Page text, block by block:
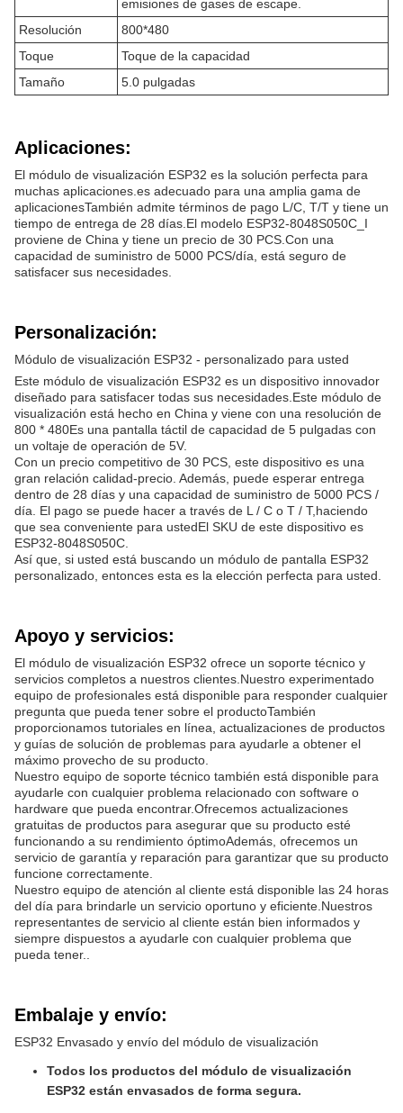
emisiones de gases de escape.
Resolución
800*480
Toque
Toque de la capacidad
Tamaño
5.0 pulgadas
Aplicaciones:
El módulo de visualización ESP32 es la solución perfecta para
muchas aplicaciones.es adecuado para una amplia gama de
aplicacionesTambién admite términos de pago L/C, T/T y tiene un
tiempo de entrega de 28 días.El modelo ESP32-8048S050C_I
proviene de China y tiene un precio de 30 PCS.Con una
capacidad de suministro de 5000 PCS/día, está seguro de
satisfacer sus necesidades.
Personalización:
Módulo de visualización ESP32 - personalizado para usted
Este módulo de visualización ESP32 es un dispositivo innovador
diseñado para satisfacer todas sus necesidades.Este módulo de
visualización está hecho en China y viene con una resolución de
800 * 480Es una pantalla táctil de capacidad de 5 pulgadas con
un voltaje de operación de 5V.
Con un precio competitivo de 30 PCS, este dispositivo es una
gran relación calidad-precio. Además, puede esperar entrega
dentro de 28 días y una capacidad de suministro de 5000 PCS /
día. El pago se puede hacer a través de L / C o T / T,haciendo
que sea conveniente para ustedEl SKU de este dispositivo es
ESP32-8048S050C.
Así que, si usted está buscando un módulo de pantalla ESP32
personalizado, entonces esta es la elección perfecta para usted.
Apoyo y servicios:
El módulo de visualización ESP32 ofrece un soporte técnico y
servicios completos a nuestros clientes.Nuestro experimentado
equipo de profesionales está disponible para responder cualquier
pregunta que pueda tener sobre el productoTambién
proporcionamos tutoriales en línea, actualizaciones de productos
y guías de solución de problemas para ayudarle a obtener el
máximo provecho de su producto.
Nuestro equipo de soporte técnico también está disponible para
ayudarle con cualquier problema relacionado con software o
hardware que pueda encontrar.Ofrecemos actualizaciones
gratuitas de productos para asegurar que su producto esté
funcionando a su rendimiento óptimoAdemás, ofrecemos un
servicio de garantía y reparación para garantizar que su producto
funcione correctamente.
Nuestro equipo de atención al cliente está disponible las 24 horas
del día para brindarle un servicio oportuno y eficiente.Nuestros
representantes de servicio al cliente están bien informados y
siempre dispuestos a ayudarle con cualquier problema que
pueda tener..
Embalaje y envío:
ESP32 Envasado y envío del módulo de visualización
Todos los productos del módulo de visualización
ESP32 están envasados de forma segura.